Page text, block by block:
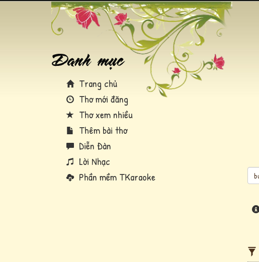
Trang chủ
Thơ mới đăng
Thơ xem nhiều
Thêm bài thơ
Diễn Đàn
Lời Nhạc
Phần mềm TKaraoke